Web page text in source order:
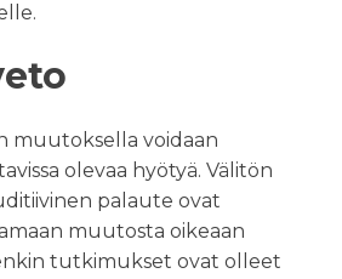
muutoksella voidaan
olevaa hyötyä. Välitön
palaute ovat
muutosta oikeaan
tutkimukset ovat olleet